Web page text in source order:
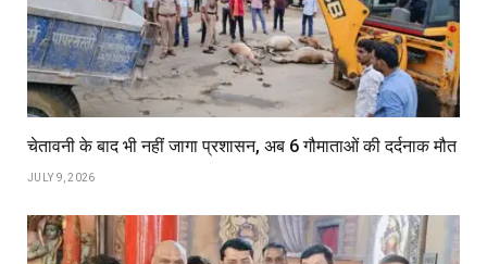
चेतावनी के बाद भी नहीं जागा प्रशासन, अब 6 गौमाताओं की दर्दनाक मौत
JULY 9, 2026